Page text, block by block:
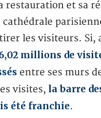
restauration et sa
les visiteurs. Si,
millions de
entre ses murs
visites, la barre
été franchie.